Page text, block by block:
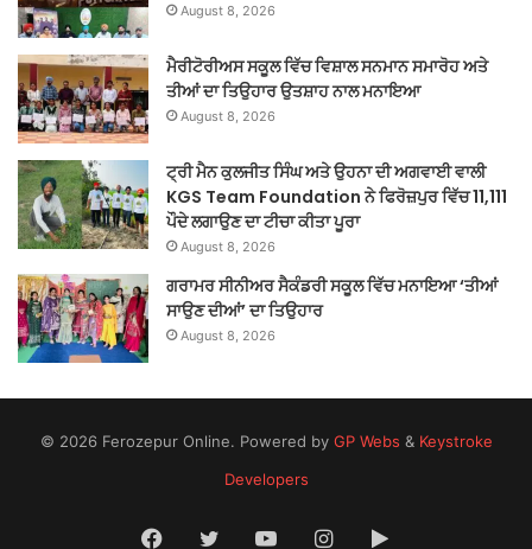
August 8, 2026
ਮੈਰੀਟੋਰੀਅਸ ਸਕੂਲ ਵਿੱਚ ਵਿਸ਼ਾਲ ਸਨਮਾਨ ਸਮਾਰੋਹ ਅਤੇ
ਤੀਆਂ ਦਾ ਤਿਉਹਾਰ ਉਤਸ਼ਾਹ ਨਾਲ ਮਨਾਇਆ
August 8, 2026
ਟ੍ਰੀ ਮੈਨ ਕੁਲਜੀਤ ਸਿੰਘ ਅਤੇ ਉਹਨਾ ਦੀ ਅਗਵਾਈ ਵਾਲੀ
KGS Team Foundation ਨੇ ਫਿਰੋਜ਼ਪੁਰ ਵਿੱਚ 11,111
ਪੌਦੇ ਲਗਾਉਣ ਦਾ ਟੀਚਾ ਕੀਤਾ ਪੂਰਾ
August 8, 2026
ਗਰਾਮਰ ਸੀਨੀਅਰ ਸੈਕੰਡਰੀ ਸਕੂਲ ਵਿੱਚ ਮਨਾਇਆ ‘ਤੀਆਂ
ਸਾਉਣ ਦੀਆਂ’ ਦਾ ਤਿਉਹਾਰ
August 8, 2026
© 2026 Ferozepur Online. Powered by GP Webs & Keystroke
Developers
Facebook
TwitterYouTubeInstagram
Google